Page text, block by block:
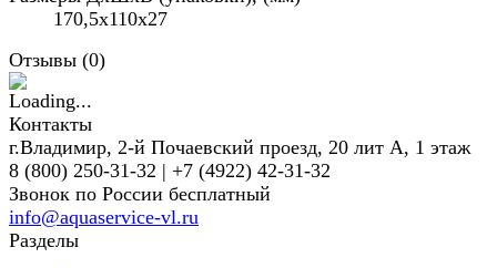
170,5x110x27
Отзывы (0)
Контакты
г.Владимир, 2-й Почаевский проезд, 20 лит А, 1 этаж
8 (800) 250-31-32 | +7 (4922) 42-31-32
Звонок по России бесплатный
info@aquaservice-vl.ru
Разделы